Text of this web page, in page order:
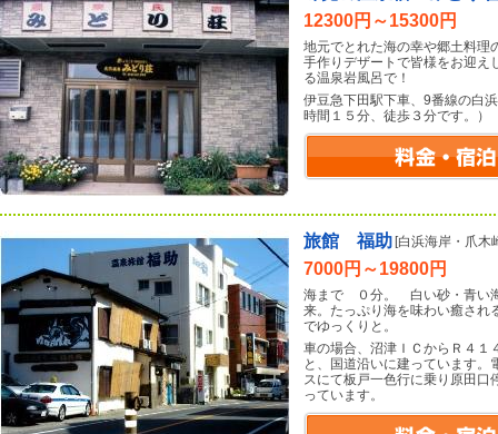
12300円～15300円
地元でとれた海の幸や郷土料理
手作りデザートで皆様をお迎え
る温泉岩風呂で！
伊豆急下田駅下車、9番線の白
時間１５分、徒歩３分です。）
旅館 福助 [白浜海岸・爪木
7000円～19800円
海まで ０分。 白い砂・青い
来。たっぷり海を味わい癒され
でゆっくりと。
車の場合、沼津ＩＣからＲ４１
と、国道沿いに建っています
スにて板戸一色行に乗り原田口
っています。